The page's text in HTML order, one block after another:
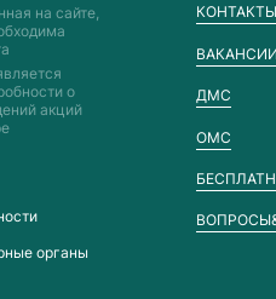
на сайте,
о
акций
органы
КОНТАКТЫ
ВАКАНСИИ
ДМС
ОМС